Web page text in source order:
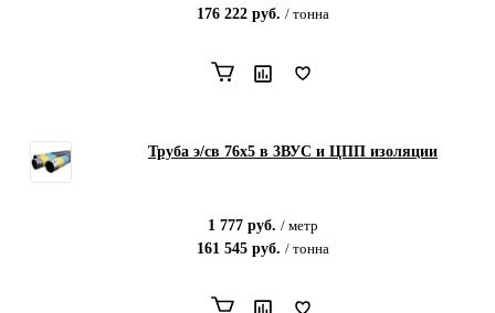
176 222 руб. / тонна
Труба э/св 76х5 в 3ВУС и ЦПП изоляции
1 777 руб. / метр
161 545 руб. / тонна